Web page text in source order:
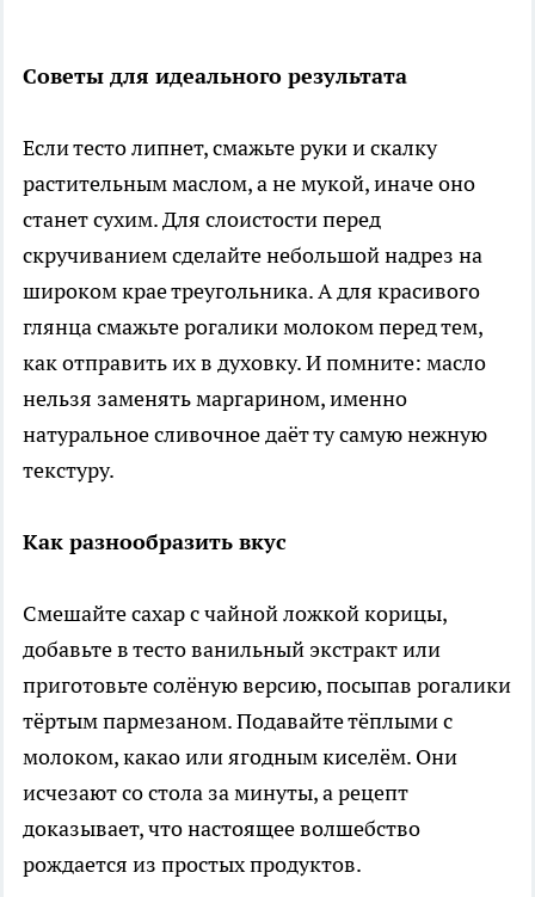
Советы для идеального результата
Если тесто липнет, смажьте руки и скалку
растительным маслом, а не мукой, иначе оно
станет сухим. Для слоистости перед
скручиванием сделайте небольшой надрез на
широком крае треугольника. А для красивого
глянца смажьте рогалики молоком перед тем,
как отправить их в духовку. И помните: масло
нельзя заменять маргарином, именно
натуральное сливочное даёт ту самую нежную
текстуру.
Как разнообразить вкус
Смешайте сахар с чайной ложкой корицы,
добавьте в тесто ванильный экстракт или
приготовьте солёную версию, посыпав рогалики
тёртым пармезаном. Подавайте тёплыми с
молоком, какао или ягодным киселём. Они
исчезают со стола за минуты, а рецепт
доказывает, что настоящее волшебство
рождается из простых продуктов.